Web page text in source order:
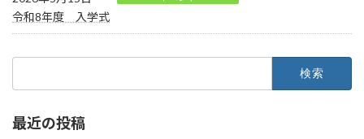
令和8年度 入学式
最近の投稿